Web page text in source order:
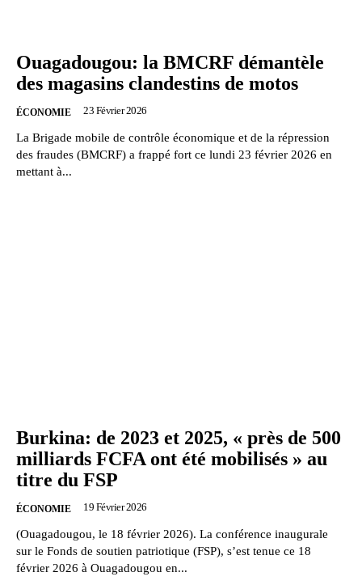
Ouagadougou: la BMCRF démantèle
des magasins clandestins de motos
ÉCONOMIE 23 Février 2026
La Brigade mobile de contrôle économique et de la répression
des fraudes (BMCRF) a frappé fort ce lundi 23 février 2026 en
mettant à...
Burkina: de 2023 et 2025, « près de 500
milliards FCFA ont été mobilisés » au
titre du FSP
ÉCONOMIE 19 Février 2026
(Ouagadougou, le 18 février 2026). La conférence inaugurale
sur le Fonds de soutien patriotique (FSP), s’est tenue ce 18
février 2026 à Ouagadougou en...